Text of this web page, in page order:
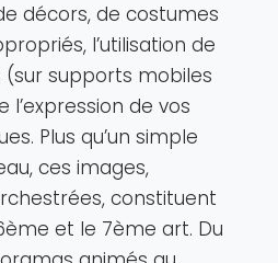
décors, de costumes
l’utilisation de
supports mobiles
de vos
Plus qu’un simple
ces images,
constituent
et le 7ème art. Du